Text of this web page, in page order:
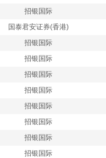
招银国际
国泰君安证券(香港)
招银国际
招银国际
招银国际
招银国际
招银国际
招银国际
招银国际
招银国际